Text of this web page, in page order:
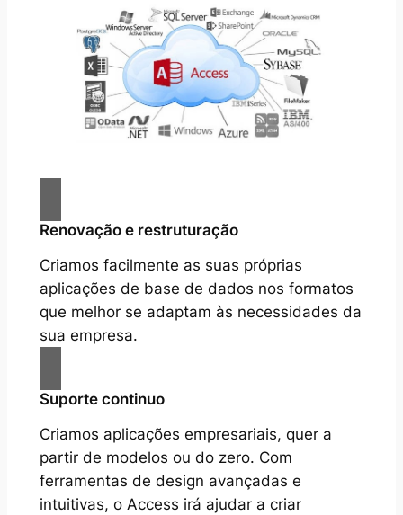
Renovação e restruturação
Criamos facilmente as suas próprias
aplicações de base de dados nos formatos
que melhor se adaptam às necessidades da
sua empresa.
Suporte continuo
Criamos aplicações empresariais, quer a
partir de modelos ou do zero. Com
ferramentas de design avançadas e
intuitivas, o Access irá ajudar a criar